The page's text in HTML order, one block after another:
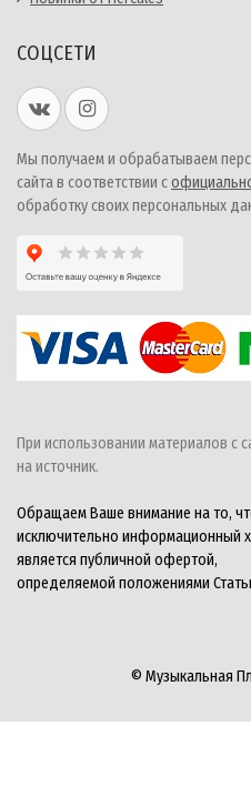
СОЦСЕТИ
Мы получаем и обрабатываем
сайта в соответствии с
обработку своих персональных
При использовании материалов с
на источник.
Обращаем Ваше внимание на то,
исключительно информационный
является публичной офертой,
определяемой положениями
© Музыкальная